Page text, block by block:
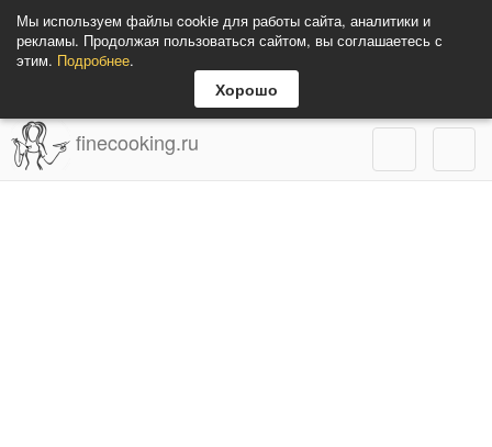
Мы используем файлы cookie для работы сайта, аналитики и
рекламы. Продолжая пользоваться сайтом, вы соглашаетесь с
этим. Подробнее.
Хорошо
finecooking.ru